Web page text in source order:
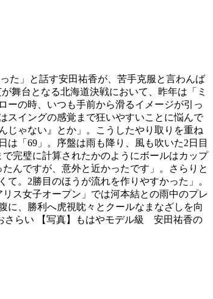
た」と話す安田祐香が、苦手克服と言わんば
舞台となる北海道決戦において、昨年は「ミ
ーの時、いつも手前から滑るイメージが引っ
スイングの感覚まで狂いやすいことに悩んで
じゃない』とか」。こうしたやり取りを重ね
「69」。序盤は雨も降り、風も吹いた2日目
完璧に計算されたかのようにボールはカップ
んですが、意外と近かったです」。さらりと
。2勝目のほうが流れを作りやすかった」。
ス女子オープン」では河本結との雨中のプレ
に、勝利へ虎視眈々とクールなまなざしを向
さらい 【写真】もはやモデル級 安田祐香の